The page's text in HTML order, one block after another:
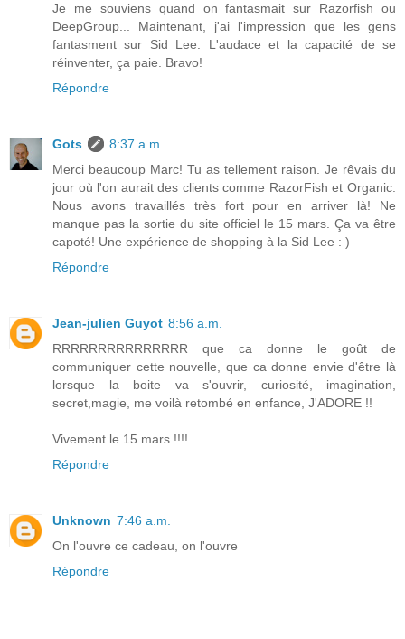
Je me souviens quand on fantasmait sur Razorfish ou
DeepGroup... Maintenant, j'ai l'impression que les gens
fantasment sur Sid Lee. L'audace et la capacité de se
réinventer, ça paie. Bravo!
Répondre
Gots
8:37 a.m.
Merci beaucoup Marc! Tu as tellement raison. Je rêvais du
jour où l'on aurait des clients comme RazorFish et Organic.
Nous avons travaillés très fort pour en arriver là! Ne
manque pas la sortie du site officiel le 15 mars. Ça va être
capoté! Une expérience de shopping à la Sid Lee : )
Répondre
Jean-julien Guyot 8:56 a.m.
RRRRRRRRRRRRRRR que ca donne le goût de
communiquer cette nouvelle, que ca donne envie d'être là
lorsque la boite va s'ouvrir, curiosité, imagination,
secret,magie, me voilà retombé en enfance, J'ADORE !!
Vivement le 15 mars !!!!
Répondre
Unknown 7:46 a.m.
On l'ouvre ce cadeau, on l'ouvre
Répondre